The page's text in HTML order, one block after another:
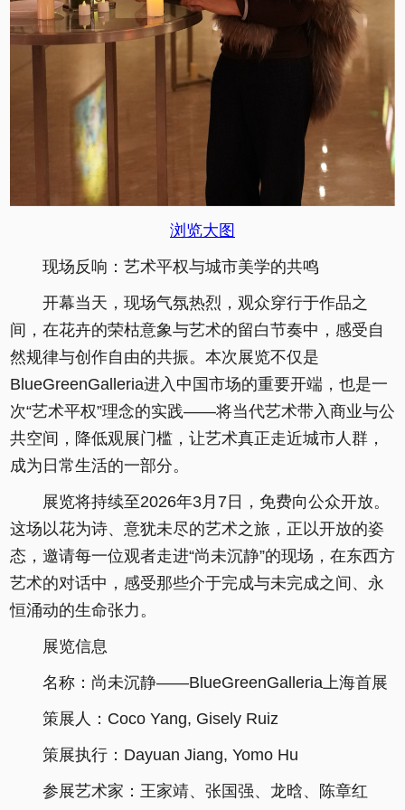
浏览大图
现场反响：艺术平权与城市美学的共鸣
开幕当天，现场气氛热烈，观众穿行于作品之
间，在花卉的荣枯意象与艺术的留白节奏中，感受自
然规律与创作自由的共振。本次展览不仅是
BlueGreenGalleria进入中国市场的重要开端，也是一
次“艺术平权”理念的实践——将当代艺术带入商业与公
共空间，降低观展门槛，让艺术真正走近城市人群，
成为日常生活的一部分。
展览将持续至2026年3月7日，免费向公众开放。
这场以花为诗、意犹未尽的艺术之旅，正以开放的姿
态，邀请每一位观者走进“尚未沉静”的现场，在东西方
艺术的对话中，感受那些介于完成与未完成之间、永
恒涌动的生命张力。
展览信息
名称：尚未沉静——BlueGreenGalleria上海首展
策展人：Coco Yang, Gisely Ruiz
策展执行：Dayuan Jiang, Yomo Hu
参展艺术家：王家靖、张国强、龙晗、陈章红